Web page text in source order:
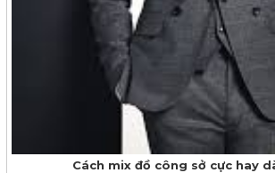
Cách mix đồ công sở cực hay